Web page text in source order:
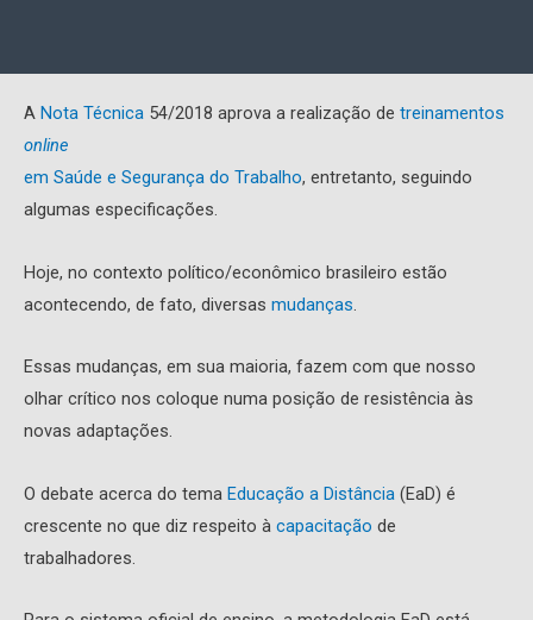
A Nota Técnica 54/2018 aprova a realização de treinamentos
online
em Saúde e Segurança do Trabalho, entretanto, seguindo
algumas especificações.
Hoje, no contexto político/econômico brasileiro estão
acontecendo, de fato, diversas mudanças
Essas mudanças, em sua maioria, fazem com que nosso
olhar crítico nos coloque numa posição de resistência às
novas adaptações.
O debate acerca do tema Educação a Distância (EaD) é
crescente no que diz respeito à capacitação de
trabalhadores.